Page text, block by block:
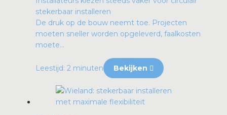
stekerbaar installeren
De druk op de bouw neemt toe. Projecten
moeten sneller worden opgeleverd, faalkosten
moete...
Leestijd: 2 minuten Bekijken